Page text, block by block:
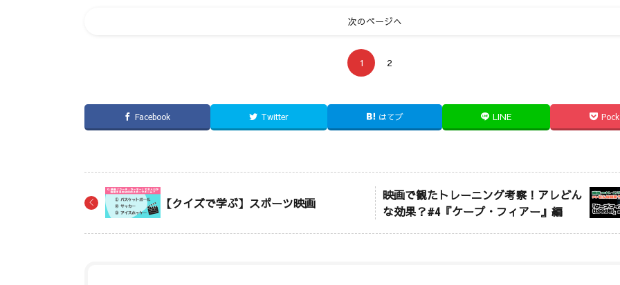
次のページへ
1 2
Facebook Twitter はてブ LINE
【クイズで学ぶ】スポーツ映画
映画で観たトレーニング考察！アレどん
な効果？#4『ケープ・フィアー』編